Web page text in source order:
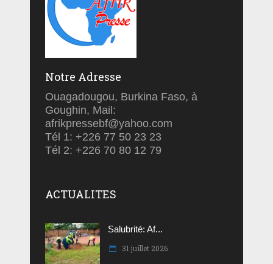
Notre Adresse
Ouagadougou, Burkina Faso, à
Goughin, Mail:
afrikpressebf@yahoo.com
Tél 1: +226 77 50 23 23
Tél 2: +226 70 80 12 79
ACTUALITES
Salubrité: Af...
31 juillet 2026